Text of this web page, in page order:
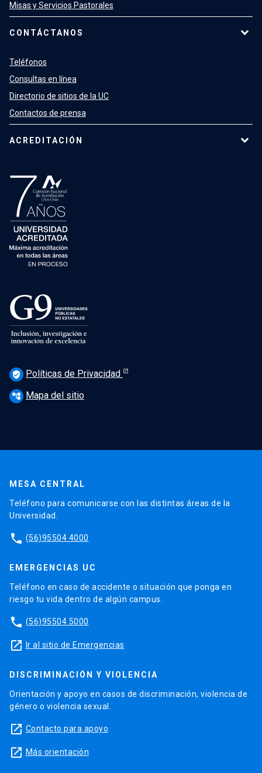
Misas y Servicios Pastorales
CONTÁCTANOS
Teléfonos
Consultas en línea
Directorio de sitios de la UC
Contactos de prensa
ACREDITACIÓN
verified_user Políticas de Privacidad
account_tree Mapa del sitio
MESA CENTRAL
Teléfono para comunicarse con las distintas áreas de la
Universidad.
phone (56)95504 4000
EMERGENCIAS UC
Teléfono en caso de accidente o situación que ponga en
riesgo tu vida dentro de algún campus.
phone (56)95504 5000
launch Ir al sitio de Emergencias
DISCRIMINACIÓN Y VIOLENCIA
Orientación y apoyo en casos de discriminación, violencia de
género o violencia sexual.
launch Contacto para apoyo
launch Más orientación